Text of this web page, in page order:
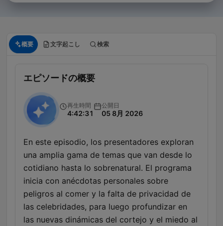
概要 文字起こし 検索
エピソードの概要
再生時間
4:42:31
公開日
05 8月 2026
En este episodio, los presentadores exploran
una amplia gama de temas que van desde lo
cotidiano hasta lo sobrenatural. El programa
inicia con anécdotas personales sobre
peligros al comer y la falta de privacidad de
las celebridades, para luego profundizar en
las nuevas dinámicas del cortejo y el miedo al